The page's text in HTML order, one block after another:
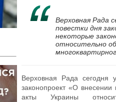
Верховная Рада
повестки дня
некоторые
относительно
Верховная Рада сегодня
законопроект «О
акты Украины